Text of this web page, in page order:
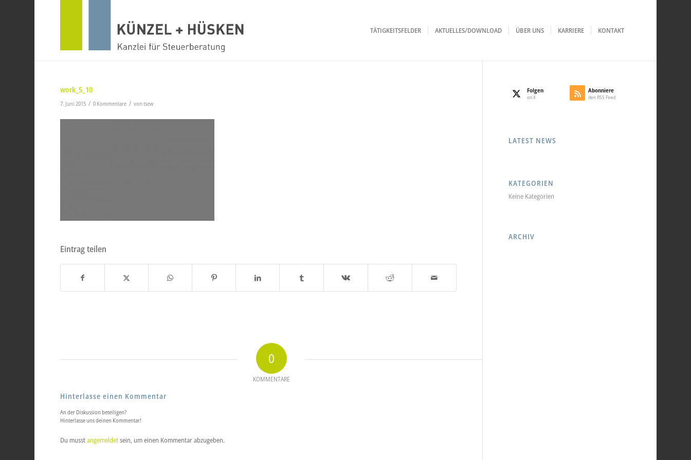
TÄTIGKEITSFELDER AKTUELLES/DOWNLOAD ÜBER UNS KARRIERE KONTAKT
work_5_10
7. Juni 2015 / 0 Kommentare / vontsew
Eintrag teilen
0
KOMMENTARE
Hinterlasse einen Kommentar
An der Diskussion beteiligen?
Hinterlasse uns deinen Kommentar!
Du musstangemeldetsein, um einen Kommentar abzugeben.
Folgen
on X
Abonniere
den RSS Feed
LATEST NEWS
KATEGORIEN
Keine Kategorien
ARCHIV